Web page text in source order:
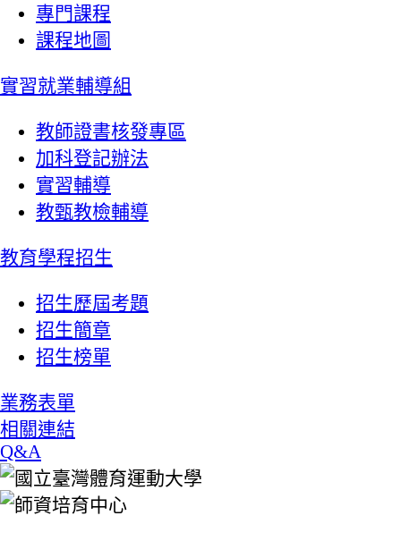
專門課程
課程地圖
實習就業輔導組
教師證書核發專區
加科登記辦法
實習輔導
教甄教檢輔導
教育學程招生
招生歷屆考題
招生簡章
招生榜單
業務表單
相關連結
Q&A